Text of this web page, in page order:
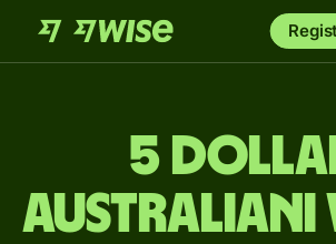
5
australiani